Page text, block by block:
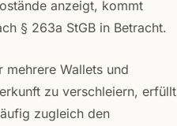
anzeigt, kommt
§ 263a StGB in Betracht.
mehrere Wallets und
zu verschleiern, erfüllt
zugleich den